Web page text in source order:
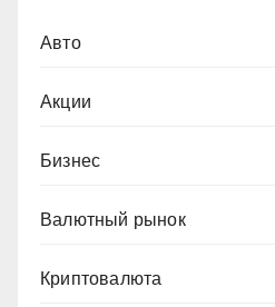
Авто
Акции
Бизнес
Валютный рынок
Криптовалюта